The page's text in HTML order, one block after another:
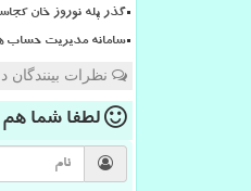
گذر پله نوروز خان
سامانه مدیریت حساب
نظرات
لطفا شما